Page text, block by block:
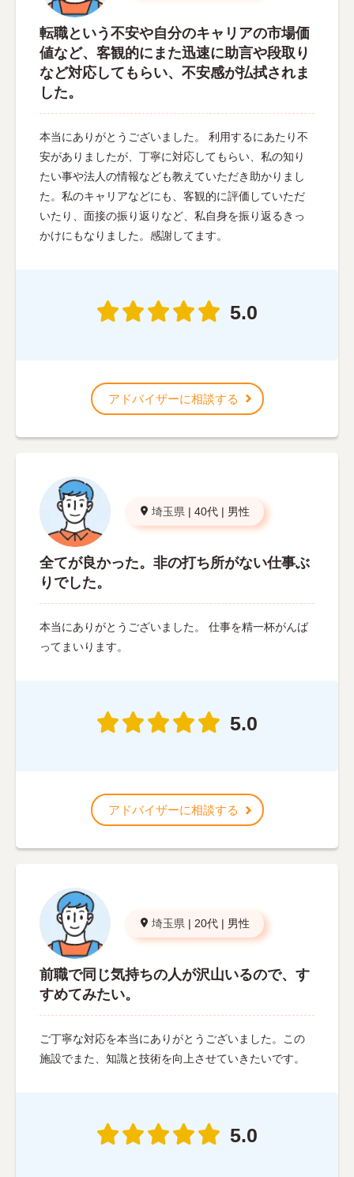
転職という不安や自分のキャリアの市場価
値など、客観的にまた迅速に助言や段取り
など対応してもらい、不安感が払拭されま
した。
本当にありがとうございました。 利用するにあたり不
安がありましたが、丁寧に対応してもらい、私の知り
たい事や法人の情報なども教えていただき助かりまし
た。私のキャリアなどにも、客観的に評価していただ
いたり、面接の振り返りなど、私自身を振り返るきっ
かけにもなりました。感謝してます。
5.0
アドバイザーに相談する
埼玉県 | 40代 | 男性
全てが良かった。非の打ち所がない仕事ぶ
りでした。
本当にありがとうございました。 仕事を精一杯がんば
ってまいります。
5.0
アドバイザーに相談する
埼玉県 | 20代 | 男性
前職で同じ気持ちの人が沢山いるので、す
すめてみたい。
ご丁寧な対応を本当にありがとうございました。この
施設でまた、知識と技術を向上させていきたいです。
5.0